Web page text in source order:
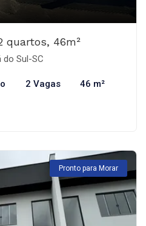
quartos, 46m²
do Sul-SC
2 Vagas 46 m²
Pronto para Morar